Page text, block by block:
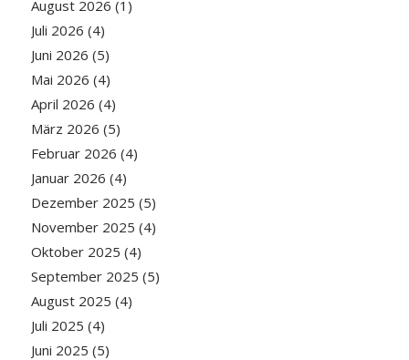
August 2026 (1)
Juli 2026 (4)
Juni 2026 (5)
Mai 2026 (4)
April 2026 (4)
März 2026 (5)
Februar 2026 (4)
Januar 2026 (4)
Dezember 2025 (5)
November 2025 (4)
Oktober 2025 (4)
September 2025 (5)
August 2025 (4)
Juli 2025 (4)
Juni 2025 (5)